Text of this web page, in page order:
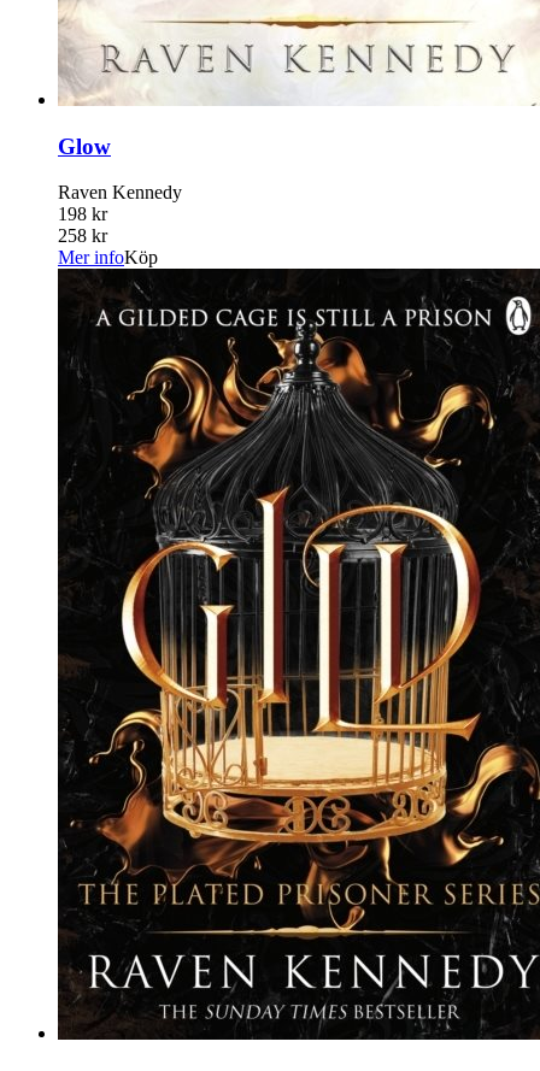
Glow
Raven Kennedy
198 kr
258 kr
Mer infoKöp